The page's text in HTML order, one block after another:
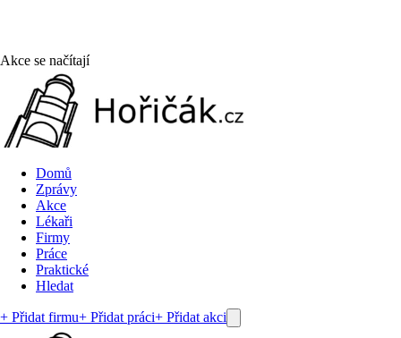
Akce se načítají
Domů
Zprávy
Akce
Lékaři
Firmy
Práce
Praktické
Hledat
+ Přidat firmu+ Přidat práci+ Přidat akci